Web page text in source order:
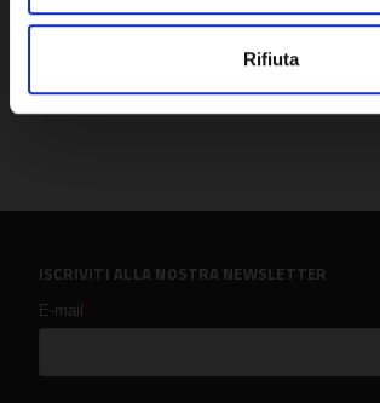
Rifiuta
ISCRIVITI ALLA NOSTRA NEWSLETTER